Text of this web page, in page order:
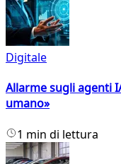
Digitale
Allarme sugli agenti
umano»
1 min di lettura